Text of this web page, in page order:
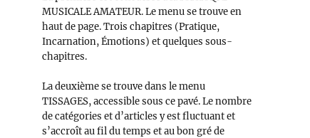
MUSICALE AMATEUR. Le menu se trouve en
haut de page. Trois chapitres (Pratique,
Incarnation, Émotions) et quelques sous-
chapitres.
La deuxième se trouve dans le menu
TISSAGES, accessible sous ce pavé. Le nombre
de catégories et d’articles y est fluctuant et
s’accroît au fil du temps et au bon gré de